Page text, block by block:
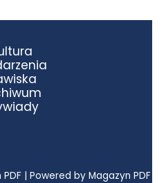
| Powered by Magazyn PDF